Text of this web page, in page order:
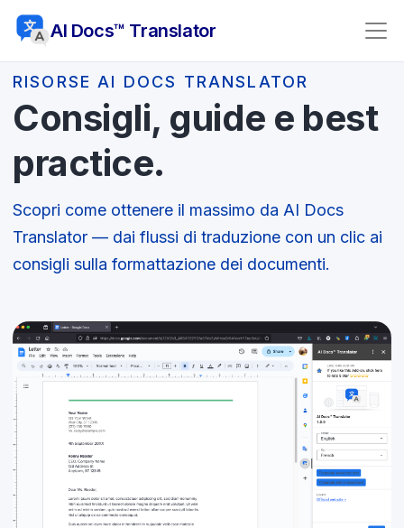
AI Docs™ Translator
RISORSE AI DOCS TRANSLATOR
Consigli, guide e best
practice.
Scopri come ottenere il massimo da AI Docs
Translator — dai flussi di traduzione con un clic ai
consigli sulla formattazione dei documenti.